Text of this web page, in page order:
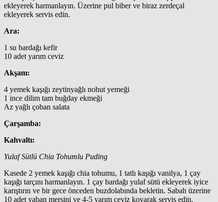
ekleyerek harmanlayın. Üzerine pul biber ve biraz zerdeçal
ekleyerek servis edin.
Ara:
1 su bardağı kefir
10 adet yarım ceviz
Akşam:
4 yemek kaşığı zeytinyağlı nohut yemeği
1 ince dilim tam buğday ekmeği
Az yağlı çoban salata
Çarşamba:
Kahvaltı:
Yulaf Sütlü Chia Tohumlu Puding
Kasede 2 yemek kaşığı chia tohumu, 1 tatlı kaşığı vanilya, 1 çay
kaşığı tarçını harmanlayın. 1 çay bardağı yulaf sütü ekleyerek iyice
karıştırın ve bir gece önceden buzdolabında bekletin. Sabah üzerine
10 adet yaban mersini ve 4-5 yarım ceviz koyarak servis edin.